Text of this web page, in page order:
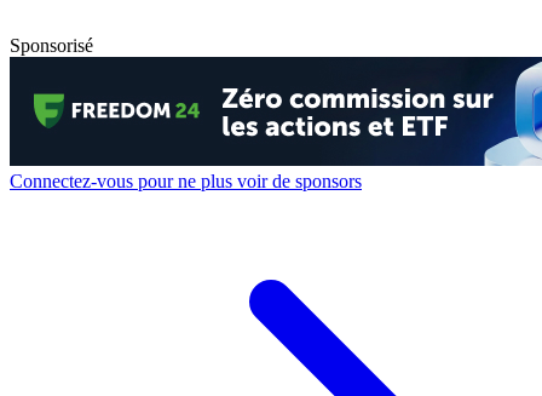
Sponsorisé
Connectez-vous pour ne plus voir de sponsors